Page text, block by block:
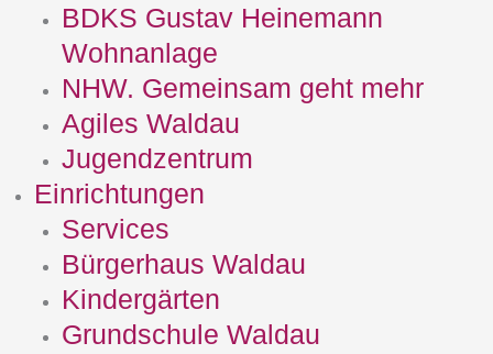
BDKS Gustav Heinemann
Wohnanlage
NHW. Gemeinsam geht mehr
Agiles Waldau
Jugendzentrum
Einrichtungen
Services
Bürgerhaus Waldau
Kindergärten
Grundschule Waldau